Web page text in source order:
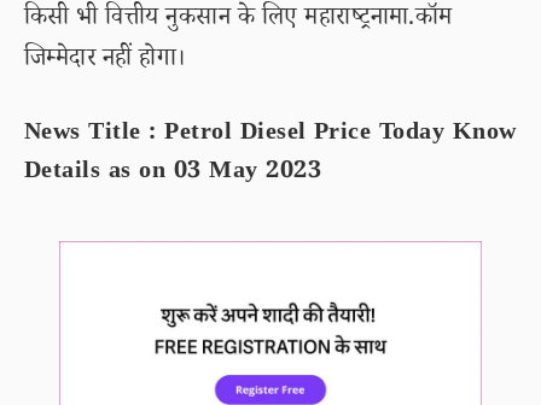
किसी भी वित्तीय नुकसान के लिए महाराष्ट्रनामा.कॉम
जिम्मेदार नहीं होगा।
News Title : Petrol Diesel Price Today Know
Details as on 03 May 2023